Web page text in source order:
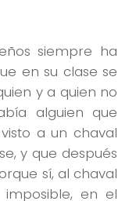
siempre ha
en su clase se
y a quien no
alguien que
a un chaval
y que después
sí, al chaval
en el